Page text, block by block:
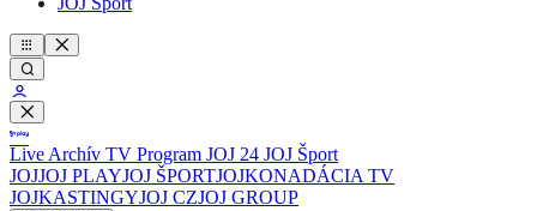
Live Archív TV Program JOJ 24 JOJ Šport
JOJJOJ PLAYJOJ ŠPORTJOJKONADÁCIA TV
JOJKASTINGYJOJ CZJOJ GROUP